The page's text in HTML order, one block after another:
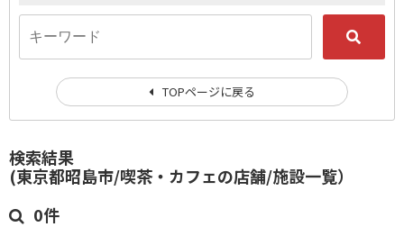
検索結果
(東京都昭島市/喫茶・カフェの店舗/施設一覧）
0件
TOPページに戻る